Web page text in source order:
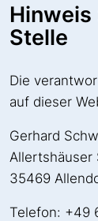
Stelle
Die
auf dieser
Gerhard
Allertshäuser
35469
Telefon: +49